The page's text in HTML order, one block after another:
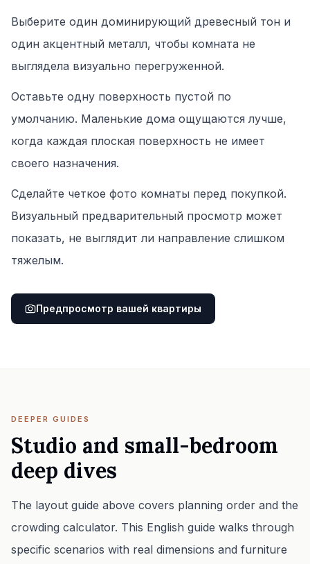
Выберите один доминирующий древесный тон и
один акцентный металл, чтобы комната не
выглядела визуально перегруженной.
Оставьте одну поверхность пустой по
умолчанию. Маленькие дома ощущаются лучше,
когда каждая плоская поверхность не имеет
своего назначения.
Сделайте четкое фото комнаты перед покупкой.
Визуальный предварительный просмотр может
показать, не выглядит ли направление слишком
тяжелым.
Предпросмотр вашей квартиры
DEEPER GUIDES
Studio and small-bedroom
deep dives
The layout guide above covers planning order and the
crowding calculator. This English guide walks through
specific scenarios with real dimensions and furniture